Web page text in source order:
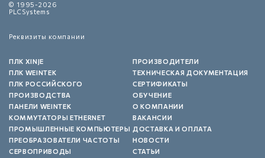
© 1995-2026
PLCSystems
Реквизиты компании
ПЛК XINJE
ПЛК WEINTEK
ПЛК РОССИЙСКОГО
ПРОИЗВОДСТВА
ПАНЕЛИ WEINTEK
КОММУТАТОРЫ ETHERNET
ПРОМЫШЛЕННЫЕ КОМПЬЮТЕРЫ
ПРЕОБРАЗОВАТЕЛИ ЧАСТОТЫ
СЕРВОПРИВОДЫ
ПРОИЗВОДИТЕЛИ
ТЕХНИЧЕСКАЯ ДОКУМЕНТАЦИЯ
СЕРТИФИКАТЫ
ОБУЧЕНИЕ
О КОМПАНИИ
ВАКАНСИИ
ДОСТАВКА И ОПЛАТА
НОВОСТИ
СТАТЬИ